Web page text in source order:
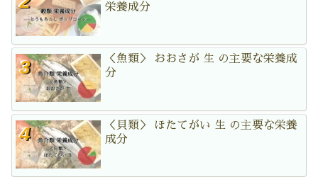
栄養成分
＜魚類＞ おおさが 生 の主要な栄養成
分
＜貝類＞ ほたてがい 生 の主要な栄養
成分